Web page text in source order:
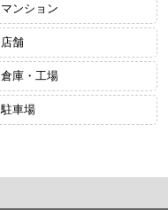
マンション
店舗
倉庫・工場
駐車場